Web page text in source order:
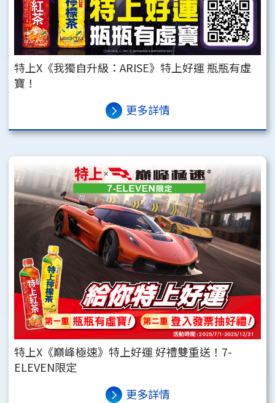
特上X《我獨自升級：ARISE》特上好運 瓶瓶有虛
寶！
更多詳情
特上X《巔峰極速》特上好運 好禮雙重送！7-
ELEVEN限定
更多詳情